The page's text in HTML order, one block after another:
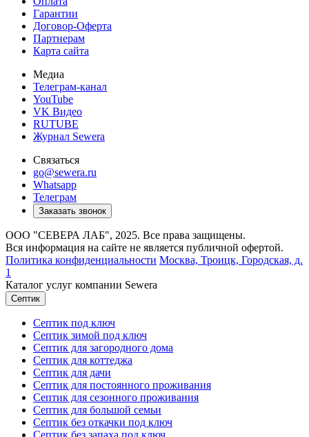
Гарантии
Договор-Оферта
Партнерам
Карта сайта
Медиа
Телеграм-канал
YouTube
VK Видео
RUTUBE
Журнал Sewera
Связаться
go@sewera.ru
Whatsapp
Телеграм
Заказать звонок
ООО "СЕВЕРА ЛАБ", 2025. Все права защищены.
Вся информация на сайте не является публичной офертой.
Политика конфиденциальности Москва, Троицк, Городская, д.
1
Каталог услуг компании Sewera
Септик
Септик под ключ
Септик зимой под ключ
Септик для загородного дома
Септик для коттеджа
Септик для дачи
Септик для постоянного проживания
Септик для сезонного проживания
Септик для большой семьи
Септик без откачки под ключ
Септик без запаха под ключ